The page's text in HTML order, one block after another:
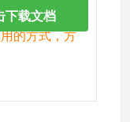
的方式，方
下载文档